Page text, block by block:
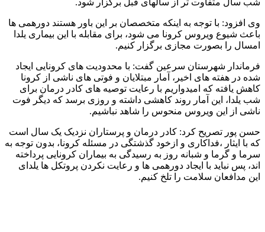
شب سال متفاوت تر از سالهای قبل برگزار شود.
وی افزود: با توجه به اینکه متخصصان بر این باور هستند دورهمی ها
باعث شیوع ویروس کرونا می شود، برای مقابله با این بیماری یلدا
امسال را بصورت مجازی برگزار کنیم.
فرماندار شهرستان سرعین گفت: با محدودیت های کرونایی ایجاد
شده در هفته های اخیر، آمار مبتلایان و فوتی های ناشی از کرونا
کاهش یافته که امیدواریم با رعایت توصیه های کادر درمان برای
شب یلدا، این آمار روند کاهشی داشته و روزی برسد که دیگر فوت
ناشی از این ویروس منحوس را شاهد نباشیم.
حسن پور تصریح کرد: کادر درمان و پرستاران نزدیک یک سال است
که با ایثار ،فداکاری و ازخود گذشتگی در مسئله کرونا، بدون توجه به
سرما و گرما و شبانه روز به رسیدگی به بیماران کرونایی پرداخته
اند، پس نباید با ایجاد دورهمی ها و رعایت نکردن پروتکل ها یلدای
این مدافعان سلامت را تلخ کنیم.